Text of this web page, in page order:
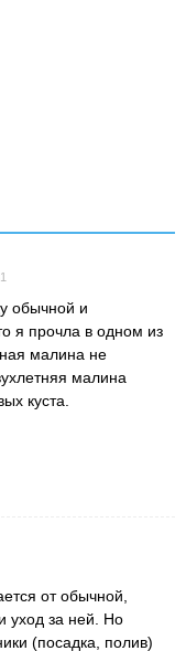
обычной и
я прочла в одном из
малина не
малина
куста.
от обычной,
уход за ней. Но
(посадка, полив)